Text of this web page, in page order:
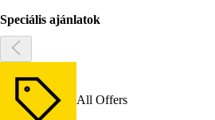
Speciális ajánlatok
All Offers